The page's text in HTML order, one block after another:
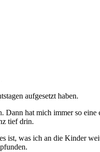
aufgesetzt haben.
Dann hat mich immer so
tief drin.
ist, was ich an die Kinder